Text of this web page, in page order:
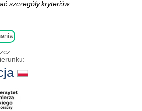
szczegóły kryteriów.